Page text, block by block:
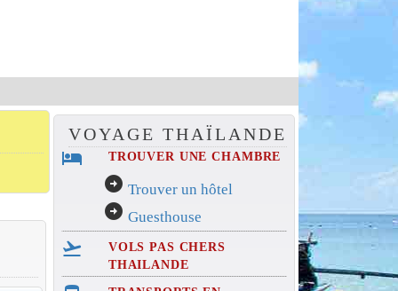
VOYAGE THAÏLANDE
hotel TROUVER UNE CHAMBRE
arrow_circle_right Trouver un hôtel
arrow_circle_right Guesthouse
flight_takeoff
VOLS PAS CHERS
THAILANDE